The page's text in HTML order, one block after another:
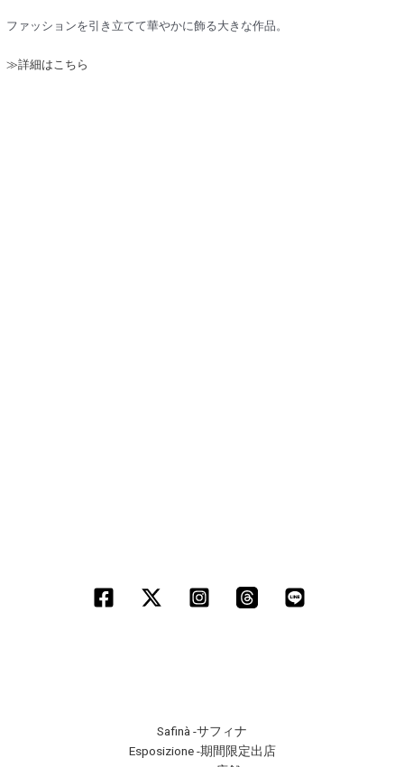
ファッションを引き立てて華やかに飾る大きな作品。
≫詳細はこちら
Safinà -サフィナ
Esposizione -期間限定出店